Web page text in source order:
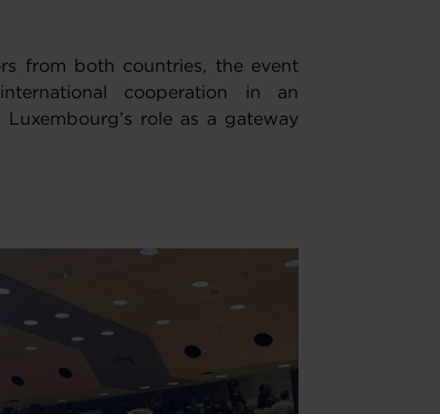
from both countries, the event
cooperation in an
role as a gateway